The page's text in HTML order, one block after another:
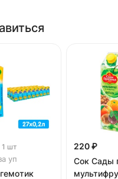
1 шт
уп
220 ₽
Сок Сады